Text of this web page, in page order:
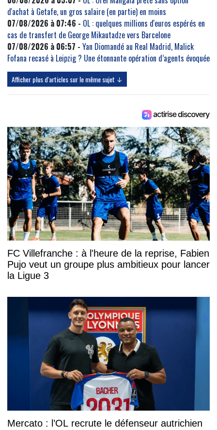
d'achat à Getafe, un gros salaire (en partie) en moins
07/08/2026 à 07:46 - OL : quelques millions d'euros espérés en
cas de transfert de George Mikautadze vers Barcelone
07/08/2026 à 06:57 - Yan Diomandé au Real Madrid, Malick
Fofana recasé à Leipzig ? Une étonnante opération d’agents évoquée
Afficher plus d'articles sur le même sujet ↓
FC Villefranche : à l'heure de la reprise, Fabien
Pujo veut un groupe plus ambitieux pour lancer
la Ligue 3
Mercato : l’OL recrute le défenseur autrichien